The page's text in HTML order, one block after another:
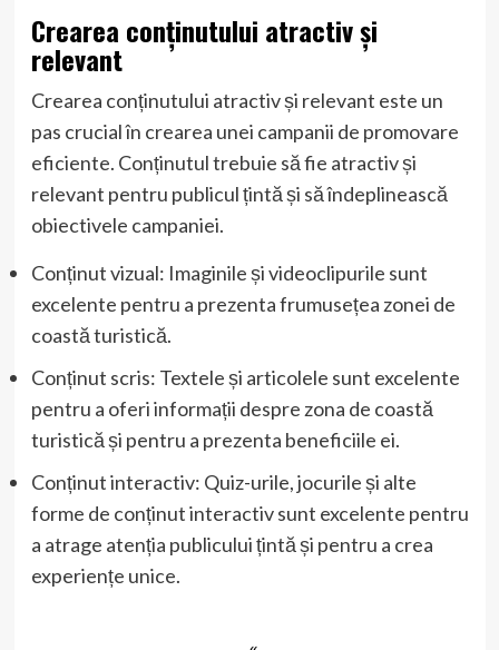
Crearea conținutului atractiv și
relevant
Crearea conținutului atractiv și relevant este un
pas crucial în crearea unei campanii de promovare
eficiente. Conținutul trebuie să fie atractiv și
relevant pentru publicul țintă și să îndeplinească
obiectivele campaniei.
Conținut vizual: Imaginile și videoclipurile sunt
excelente pentru a prezenta frumusețea zonei de
coastă turistică.
Conținut scris: Textele și articolele sunt excelente
pentru a oferi informații despre zona de coastă
turistică și pentru a prezenta beneficiile ei.
Conținut interactiv: Quiz-urile, jocurile și alte
forme de conținut interactiv sunt excelente pentru
a atrage atenția publicului țintă și pentru a crea
experiențe unice.